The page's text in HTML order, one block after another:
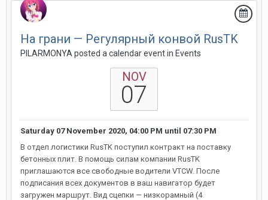
На грани — Регулярный конвой RusTK
PILARMONYA posted a calendar event in Events
NOV
07
Saturday 07 November 2020, 04:00 PM until 07:30 PM
В отдел логистики RusTK поступил контракт на поставку
бетонных плит. В помощь силам компании RusTK
приглашаются все свободные водители VTCW. После
подписания всех документов в ваш навигатор будет
загружен маршрут. Вид сцепки — низкорамный (4